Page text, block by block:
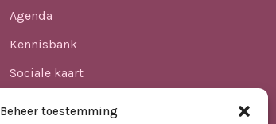
Beheer toestemming
Agenda
Kennisbank
Sociale kaart